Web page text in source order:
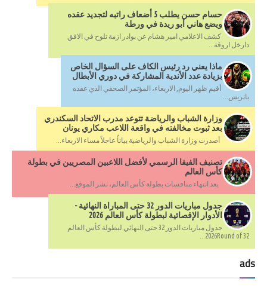
حسام حسن يطلب 5 أضعاف راتبه لتجديد عقده
ويضع هاني أبو ريدة في ورطة
كشف الاعلامي امير هشام عن بوادر ازمة تلوح في الافق
دارخل اروقة...
ماذا يعني رد رئيس الكاف على السؤال الخاص
بزيادة عدد الأندية المشاركة في دوري الأبطال
أقيم ظهر اليوم, الاربعاء، المؤتمر الصحفي الذي عقده
باتريس...
وزارة الشباب والرياضة تتوعد مدرب الاتحاد السكندري
بعد ثبوت مخالفته في واقعة اللاعب مكاري يونان
أصدرت وزارة الشباب والرياضية بياناُ عاجلاً مساء الاربعاء...
تصنيف الفيفا الرسمي لأفضل اللاعبين المصريين في بطولة
كأس العالم
بعد انتهاء منافسات بطولة كأس العالم، نشر الموقع...
جدول مباريات الدور 32 حتى المباراة النهائية -
الأدوار الإقصائية لبطولة كأس العالم 2026
جدول مباريات الدور 32 حتى النهائي لبطولة كأس العالم
2026Round of 32...
ads